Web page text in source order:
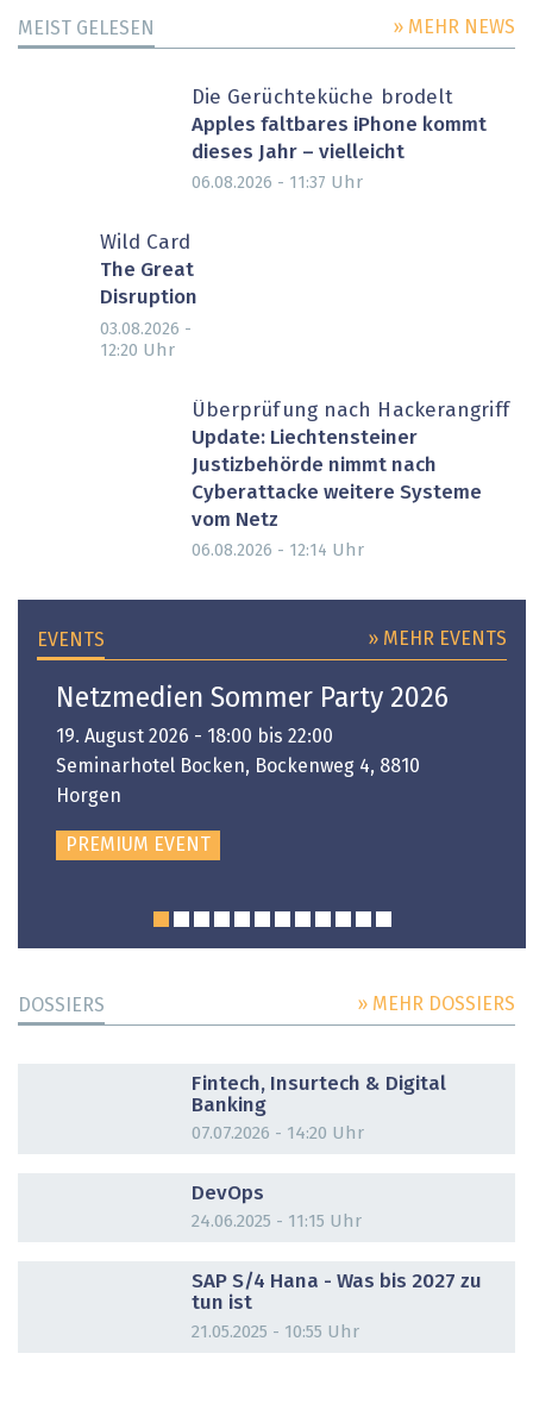
MEIST GELESEN » MEHR NEWS
Die Gerüchteküche brodelt
Apples faltbares iPhone kommt
dieses Jahr – vielleicht
06.08.2026 - 11:37 Uhr
Wild Card
The Great
Disruption
03.08.2026 -
12:20 Uhr
Überprüfung nach Hackerangriff
Update: Liechtensteiner
Justizbehörde nimmt nach
Cyberattacke weitere Systeme
vom Netz
06.08.2026 - 12:14 Uhr
EVENTS » MEHR EVENTS
Netzmedien Sommer Party 2026
19. August 2026 - 18:00 bis 22:00
Seminarhotel Bocken, Bockenweg 4, 8810
Horgen
PREMIUM EVENT
DOSSIERS » MEHR DOSSIERS
Fintech, Insurtech & Digital
Banking
07.07.2026 - 14:20 Uhr
DevOps
24.06.2025 - 11:15 Uhr
SAP S/4 Hana - Was bis 2027 zu
tun ist
21.05.2025 - 10:55 Uhr